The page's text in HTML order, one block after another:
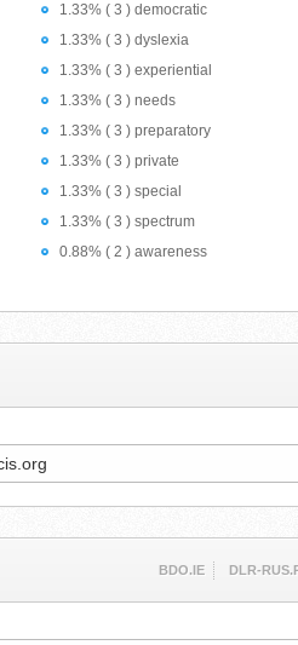
1.33% ( 3 ) democratic
1.33% ( 3 ) dyslexia
1.33% ( 3 ) experiential
1.33% ( 3 ) needs
1.33% ( 3 ) preparatory
1.33% ( 3 ) private
1.33% ( 3 ) special
1.33% ( 3 ) spectrum
0.88% ( 2 ) awareness
BDO.IE DLR-